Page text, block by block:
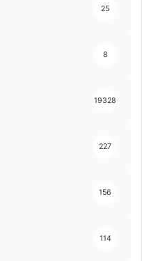
25
8
19328
227
156
114